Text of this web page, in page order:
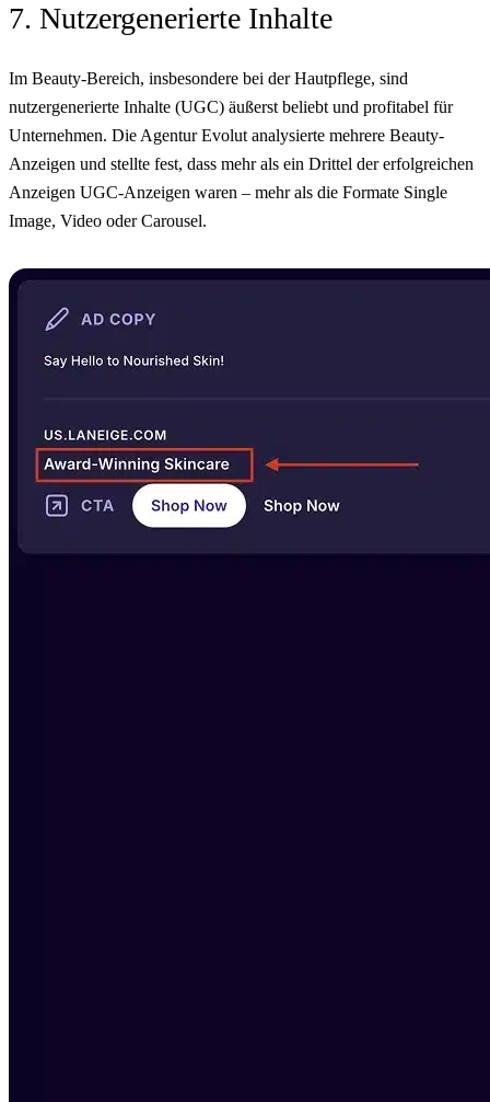
7. Nutzergenerierte Inhalte
Im Beauty-Bereich, insbesondere bei der Hautpflege, sind
nutzergenerierte Inhalte (UGC) äußerst beliebt und profitabel für
Unternehmen. Die Agentur Evolut analysierte mehrere Beauty-
Anzeigen und stellte fest, dass mehr als ein Drittel der erfolgreichen
Anzeigen UGC-Anzeigen waren – mehr als die Formate Single
Image, Video oder Carousel.